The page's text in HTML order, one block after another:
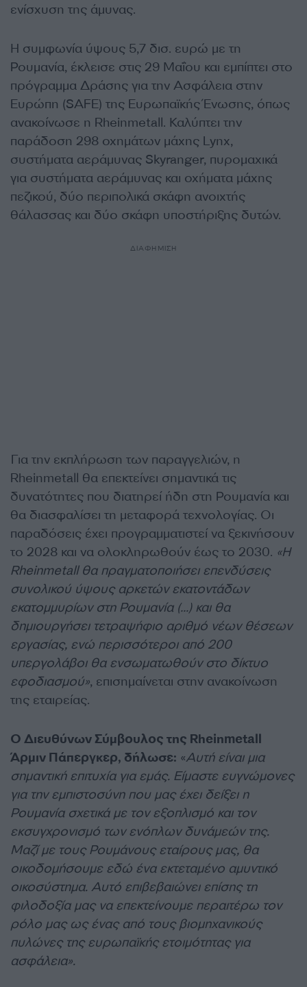
ενίσχυση της άμυνας.
Η συμφωνία ύψους 5,7 δισ. ευρώ με τη
Ρουμανία, έκλεισε στις 29 Μαΐου και εμπίπτει στο
πρόγραμμα Δράσης για την Ασφάλεια στην
Ευρώπη (SAFE) της Ευρωπαϊκής Ένωσης, όπως
ανακοίνωσε η Rheinmetall. Καλύπτει την
παράδοση 298 οχημάτων μάχης Lynx,
συστήματα αεράμυνας Skyranger, πυρομαχικά
για συστήματα αεράμυνας και οχήματα μάχης
πεζικού, δύο περιπολικά σκάφη ανοιχτής
θάλασσας και δύο σκάφη υποστήριξης δυτών.
ΔΙΑΦΗΜΙΣΗ
Για την εκπλήρωση των παραγγελιών, η
Rheinmetall θα επεκτείνει σημαντικά τις
δυνατότητες που διατηρεί ήδη στη Ρουμανία και
θα διασφαλίσει τη μεταφορά τεχνολογίας. Οι
παραδόσεις έχει προγραμματιστεί να ξεκινήσουν
το 2028 και να ολοκληρωθούν έως το 2030. «Η
Rheinmetall θα πραγματοποιήσει επενδύσεις
συνολικού ύψους αρκετών εκατοντάδων
εκατομμυρίων στη Ρουμανία (…) και θα
δημιουργήσει τετραψήφιο αριθμό νέων θέσεων
εργασίας, ενώ περισσότεροι από 200
υπεργολάβοι θα ενσωματωθούν στο δίκτυο
εφοδιασμού», επισημαίνεται στην ανακοίνωση
της εταιρείας.
Ο Διευθύνων Σύμβουλος της Rheinmetall
Άρμιν Πάπεργκερ, δήλωσε: «Αυτή είναι μια
σημαντική επιτυχία για εμάς. Είμαστε ευγνώμονες
για την εμπιστοσύνη που μας έχει δείξει η
Ρουμανία σχετικά με τον εξοπλισμό και τον
εκσυγχρονισμό των ενόπλων δυνάμεών της.
Μαζί με τους Ρουμάνους εταίρους μας, θα
οικοδομήσουμε εδώ ένα εκτεταμένο αμυντικό
οικοσύστημα. Αυτό επιβεβαιώνει επίσης τη
φιλοδοξία μας να επεκτείνουμε περαιτέρω τον
ρόλο μας ως ένας από τους βιομηχανικούς
πυλώνες της ευρωπαϊκής ετοιμότητας για
ασφάλεια».